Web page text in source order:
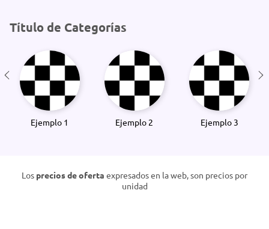
Título de Categorías
Ejemplo 1 Ejemplo 2 Ejemplo 3
Los precios de oferta expresados en la web, son precios por
unidad